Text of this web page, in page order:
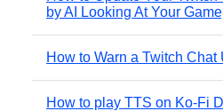
by AI Looking At Your
How to Warn a Twitch Chat
How to play TTS on Ko-Fi